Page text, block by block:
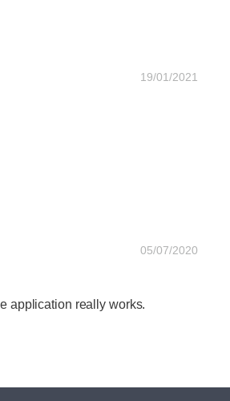
19/01/2021
05/07/2020
application really works.